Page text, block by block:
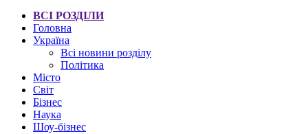
ВСІ РОЗДІЛИ
Головна
Україна
Всі новини розділу
Політика
Місто
Світ
Бізнес
Наука
Шоу-бізнес